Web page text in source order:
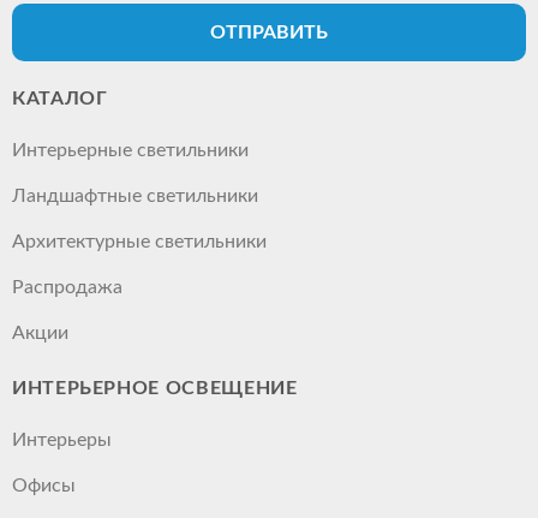
ОТПРАВИТЬ
КАТАЛОГ
Интерьерные светильники
Ландшафтные светильники
Архитектурные светильники
Распродажа
Акции
ИНТЕРЬЕРНОЕ ОСВЕЩЕНИЕ
Интерьеры
Офисы